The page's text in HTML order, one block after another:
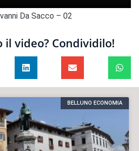
Da Sacco – 02
il video? Condividilo!
BELLUNO ECONOMIA